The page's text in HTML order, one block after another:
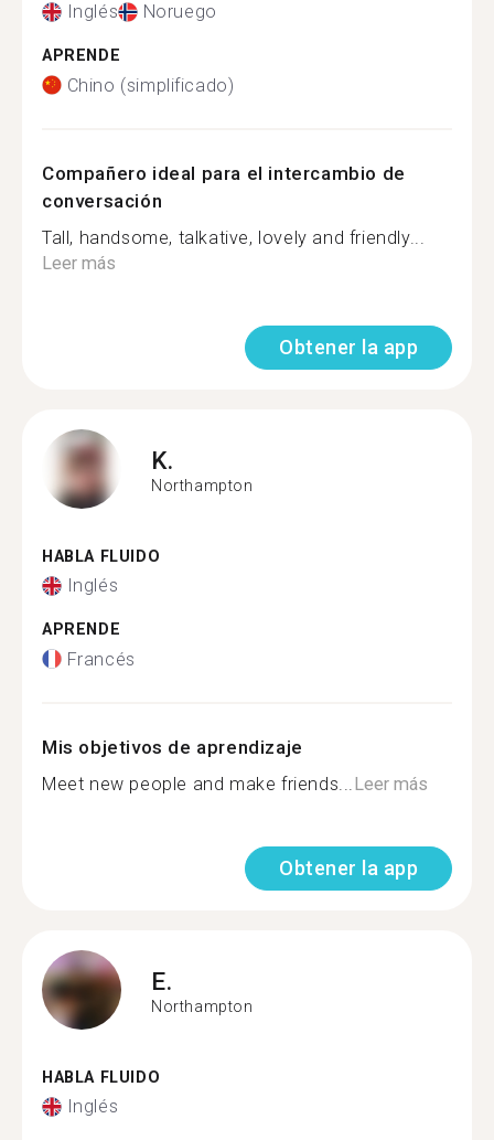
Inglés Noruego
APRENDE
Chino (simplificado)
Compañero ideal para el intercambio de
conversación
Tall, handsome, talkative, lovely and friendly...
Leer más
Obtener la app
K.
Northampton
HABLA FLUIDO
Inglés
APRENDE
Francés
Mis objetivos de aprendizaje
Meet new people and make friends... Leer más
Obtener la app
E.
Northampton
HABLA FLUIDO
Inglés